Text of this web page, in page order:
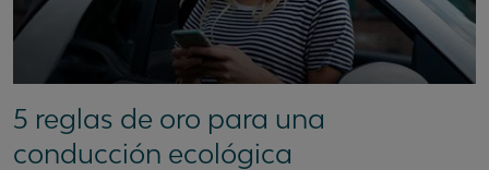
5 reglas de oro para una
conducción ecológica